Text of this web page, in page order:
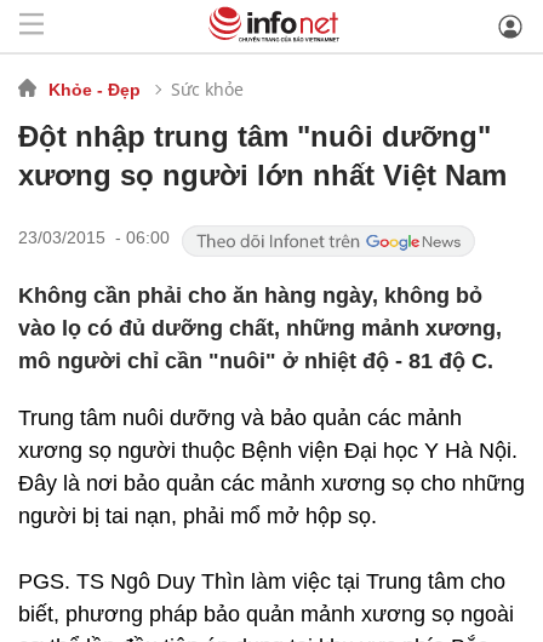
Khỏe - Đẹp Sức khỏe
Đột nhập trung tâm "nuôi dưỡng"
xương sọ người lớn nhất Việt Nam
23/03/2015 - 06:00
Không cần phải cho ăn hàng ngày, không bỏ
vào lọ có đủ dưỡng chất, những mảnh xương,
mô người chỉ cần "nuôi" ở nhiệt độ - 81 độ C.
Trung tâm nuôi dưỡng và bảo quản các mảnh
xương sọ người thuộc Bệnh viện Đại học Y Hà Nội.
Đây là nơi bảo quản các mảnh xương sọ cho những
người bị tai nạn, phải mổ mở hộp sọ.
PGS. TS Ngô Duy Thìn làm việc tại Trung tâm cho
biết, phương pháp bảo quản mảnh xương sọ ngoài